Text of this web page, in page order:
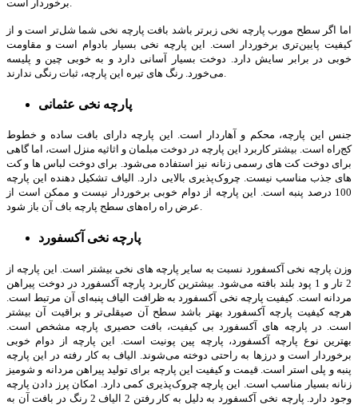
برخوردار است.
اما اگر سطح مورب پارچه نخی زبرتر باشد بافت پارچه نخی شما شل‌تر است و از
کیفیت پایین‌تری برخوردار است. این پارچه نخی بسیار بادوام است و مقاومت
خوبی در برابر سایش دارد. دوخت بسیار آسانی دارد و به خوبی چین و پلیسه
می‌خورد. رنگ های تیره این پارچه، ثبات رنگی ندارند.
پارچه نخی عثمانی
جنس این پارچه، محکم و آهاردار است. این پارچه دارای بافت ساده و خطوط
کج‌راه است. بیشتر کاربرد این پارچه در دوخت مبلمان و اثاثیه منزل است، اما گاهی
برای دوخت کت های رسمی زنانه نیز استفاده می‌شود. برای دوخت لباس ها و کت
های جذب مناسب نیست. چروک‌پذیری بالایی دارد. الیاف تشکیل ­دهنده این پارچه
100 درصد پنبه است. این پارچه از دوام خوبی برخوردار نیست و ممکن است از
عرض راه راه‌های سطح پارچه باف آن باز شود.
پارچه نخی آکسفورد
وزن پارچه نخی آکسفورد نسبت به سایر پارچه های نخی بیشتر است. این پارچه از
2 تار و 1 پود بلند بافته می‌شود. بیشترین کاربرد پارچه آکسفورد در دوخت پیراهن
مردانه است. کیفیت پارچه نخی آکسفورد به ظرافت الیاف پنبه‌ای آن مرتبط است.
هرچه کیفیت پارچه آکسفورد بهتر باشد سطح آن صیقلی­‌تر و براقیت آن بیشتر
است. در پارچه های آکسفورد بی­ کیفیت، بافت حصیری پارچه مشخص است.
بهترین نوع پارچه آکسفورد، پارچه پین پونیت است. این پارچه از دوام خوبی
برخوردار است و درزها به راحتی دوخته می‌شوند. الیاف به کار رفته در این پارچه
پنبه و پلی­ استر است. قیمت و کیفیت این پارچه برای تولید پیراهن مردانه و شومیز
زنانه بسیار مناسب است. این پارچه چروک‌پذیری کمی دارد. امکان پرز دادن پارچه
وجود دارد. پارچه نخی آکسفورد به دلیل به کار رفتن 2 الیاف 2 رنگ در بافت آن به